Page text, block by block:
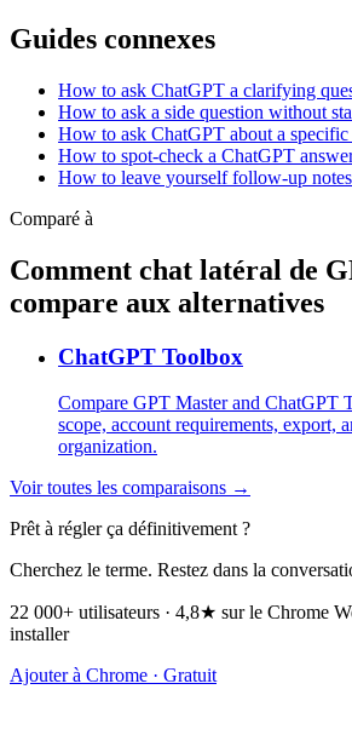
Guides connexes
How to ask ChatGPT a clarifying
How to ask a side question without
How to ask ChatGPT about a specific
How to spot-check a ChatGPT
How to leave yourself follow-up
Comparé à
Comment chat latéral de
compare aux alternatives
ChatGPT Toolbox
Compare GPT Master and ChatGPT
scope, account requirements, export,
organization.
Voir toutes les comparaisons →
Prêt à régler ça définitivement ?
Cherchez le terme. Restez dans la
22 000+ utilisateurs · 4,8★ sur le Chrome
installer
Ajouter à Chrome · Gratuit